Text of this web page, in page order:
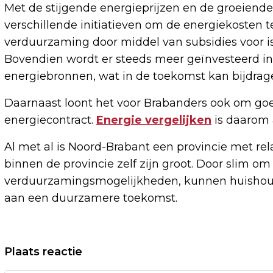
Met de stijgende energieprijzen en de
verschillende initiatieven om de energiekosten
verduurzaming door middel van subsidies voor
Bovendien wordt er steeds meer geïnvesteerd
energiebronnen, wat in de toekomst kan
Daarnaast loont het voor Brabanders ook om
energiecontract. Energie vergelijken is
Al met al is Noord-Brabant een provincie met
binnen de provincie zelf zijn groot. Door slim
verduurzamingsmogelijkheden, kunnen
aan een duurzamere toekomst.
Vorig artikel
NIKKI GLASER PRESENTEERT GOLDEN
Plaats reactie